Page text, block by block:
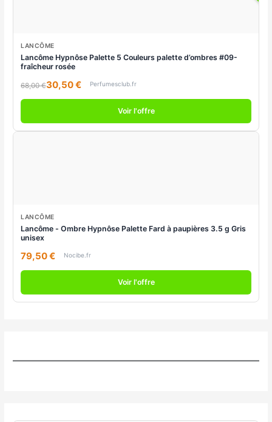
LANCÔME
Lancôme Hypnôse Palette 5 Couleurs palette d’ombres #09-
fraîcheur rosée
68,00 €30,50 € Perfumesclub.fr
Voir l'offre
LANCÔME
Lancôme - Ombre Hypnôse Palette Fard à paupières 3.5 g Gris
unisex
79,50 € Nocibe.fr
Voir l'offre